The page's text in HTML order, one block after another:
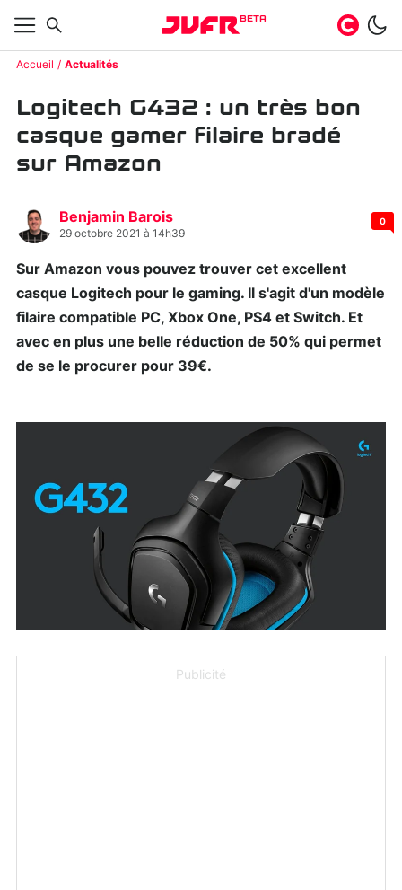
BETA
Accueil Actualités
Logitech G432 : un très bon
casque gamer filaire bradé
sur Amazon
Benjamin Barois
29 octobre 2021 à 14h39
0
Sur Amazon vous pouvez trouver cet excellent
casque Logitech pour le gaming. Il s'agit d'un modèle
filaire compatible PC, Xbox One, PS4 et Switch. Et
avec en plus une belle réduction de 50% qui permet
de se le procurer pour 39€.
Publicité